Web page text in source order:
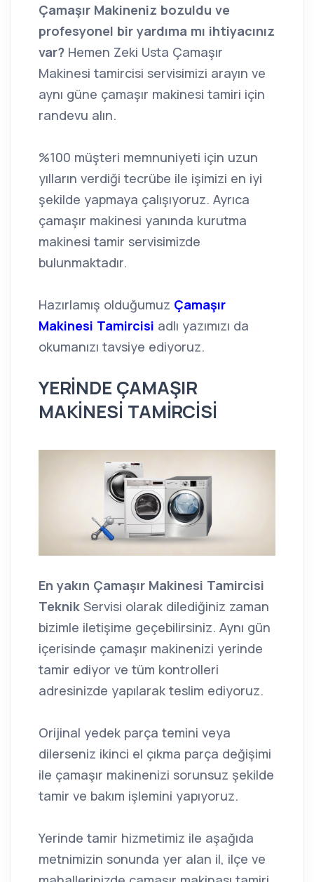
Çamaşır Makineniz bozuldu ve
profesyonel bir yardıma mı ihtiyacınız
var? Hemen Zeki Usta Çamaşır
Makinesi tamircisi servisimizi arayın ve
aynı güne çamaşır makinesi tamiri için
randevu alın.
%100 müşteri memnuniyeti için uzun
yılların verdiği tecrübe ile işimizi en iyi
şekilde yapmaya çalışıyoruz. Ayrıca
çamaşır makinesi yanında kurutma
makinesi tamir servisimizde
bulunmaktadır.
Hazırlamış olduğumuz Çamaşır
Makinesi Tamircisi adlı yazımızı da
okumanızı tavsiye ediyoruz.
YERİNDE ÇAMAŞIR
MAKİNESİ TAMİRCİSİ
En yakın Çamaşır Makinesi Tamircisi
Teknik Servisi olarak dilediğiniz zaman
bizimle iletişime geçebilirsiniz. Aynı gün
içerisinde çamaşır makinenizi yerinde
tamir ediyor ve tüm kontrolleri
adresinizde yapılarak teslim ediyoruz.
Orijinal yedek parça temini veya
dilerseniz ikinci el çıkma parça değişimi
ile çamaşır makinenizi sorunsuz şekilde
tamir ve bakım işlemini yapıyoruz.
Yerinde tamir hizmetimiz ile aşağıda
metnimizin sonunda yer alan il, ilçe ve